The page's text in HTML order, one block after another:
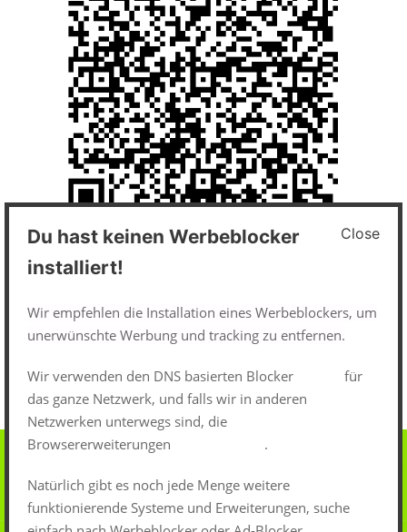
Impressum und Datenschutz
Datenschutzerklärung
Impressum
Close
Du hast keinen Werbeblocker
installiert!
Wir empfehlen die Installation eines Werbeblockers, um
unerwünschte Werbung und tracking zu entfernen.
Wir verwenden den DNS basierten Blocker
für
das ganze Netzwerk, und falls wir in anderen
Netzwerken unterwegs sind, die
Browsererweiterungen
.
Natürlich gibt es noch jede Menge weitere
funktionierende Systeme und Erweiterungen, suche